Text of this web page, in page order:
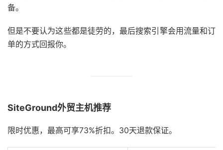
备。
但是不要认为这些都是徒劳的，最后搜索引擎会用流量和订
单的方式回报你。
SiteGround外贸主机推荐
限时优惠，最高可享73%折扣。30天退款保证。